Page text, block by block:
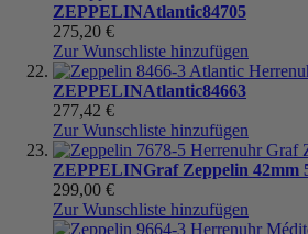
ZEPPELINAtlantic84705
275,20 €
Zur Wunschliste hinzufügen
ZEPPELINAtlantic84663
277,42 €
Zur Wunschliste hinzufügen
ZEPPELINGraf Zeppelin 42mm
299,00 €
Zur Wunschliste hinzufügen